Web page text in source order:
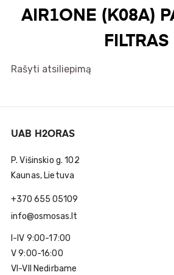
AIR1ONE (K08A)
FILTRAS
Rašyti atsiliepimą
UAB H2ORAS
P. Višinskio g. 102
Kaunas, Lietuva
+370 655 05109
info@osmosas.lt
I-IV 9:00-17:00
V 9:00-16:00
VI-VII Nedirbame